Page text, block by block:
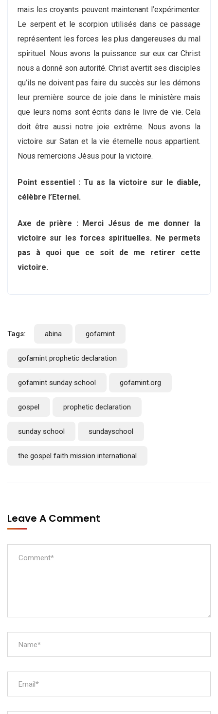
mais les croyants peuvent maintenant l’expérimenter.
Le serpent et le scorpion utilisés dans ce passage
représentent les forces les plus dangereuses du mal
spirituel. Nous avons la puissance sur eux car Christ
nous a donné son autorité. Christ avertit ses disciples
qu’ils ne doivent pas faire du succès sur les démons
leur première source de joie dans le ministère mais
que leurs noms sont écrits dans le livre de vie. Cela
doit être aussi notre joie extrême. Nous avons la
victoire sur Satan et la vie éternelle nous appartient.
Nous remercions Jésus pour la victoire.
Point essentiel : Tu as la victoire sur le diable,
célèbre l’Eternel.
Axe de prière : Merci Jésus de me donner la
victoire sur les forces spirituelles. Ne permets
pas à quoi que ce soit de me retirer cette
victoire.
Tags: abina gofamint
gofamint prophetic declaration
gofamint sunday school gofamint.org
gospel prophetic declaration
sunday school sundayschool
the gospel faith mission international
Leave A Comment